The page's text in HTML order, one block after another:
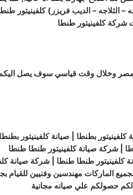
الثلاجه – الديب فريزر) كلفينيتور
مصر وخلال وقت قياسي سوف يصل
بطنطا | صيانة كلفينيتور
| شركة صيانة كلفينيتور طنطا طنطا
كلفينيتور طنطا طنطا | شركة صيانة
الماركات مهندسين وفنيين للقيام
لكم حصولكم علي صيانه مجانية